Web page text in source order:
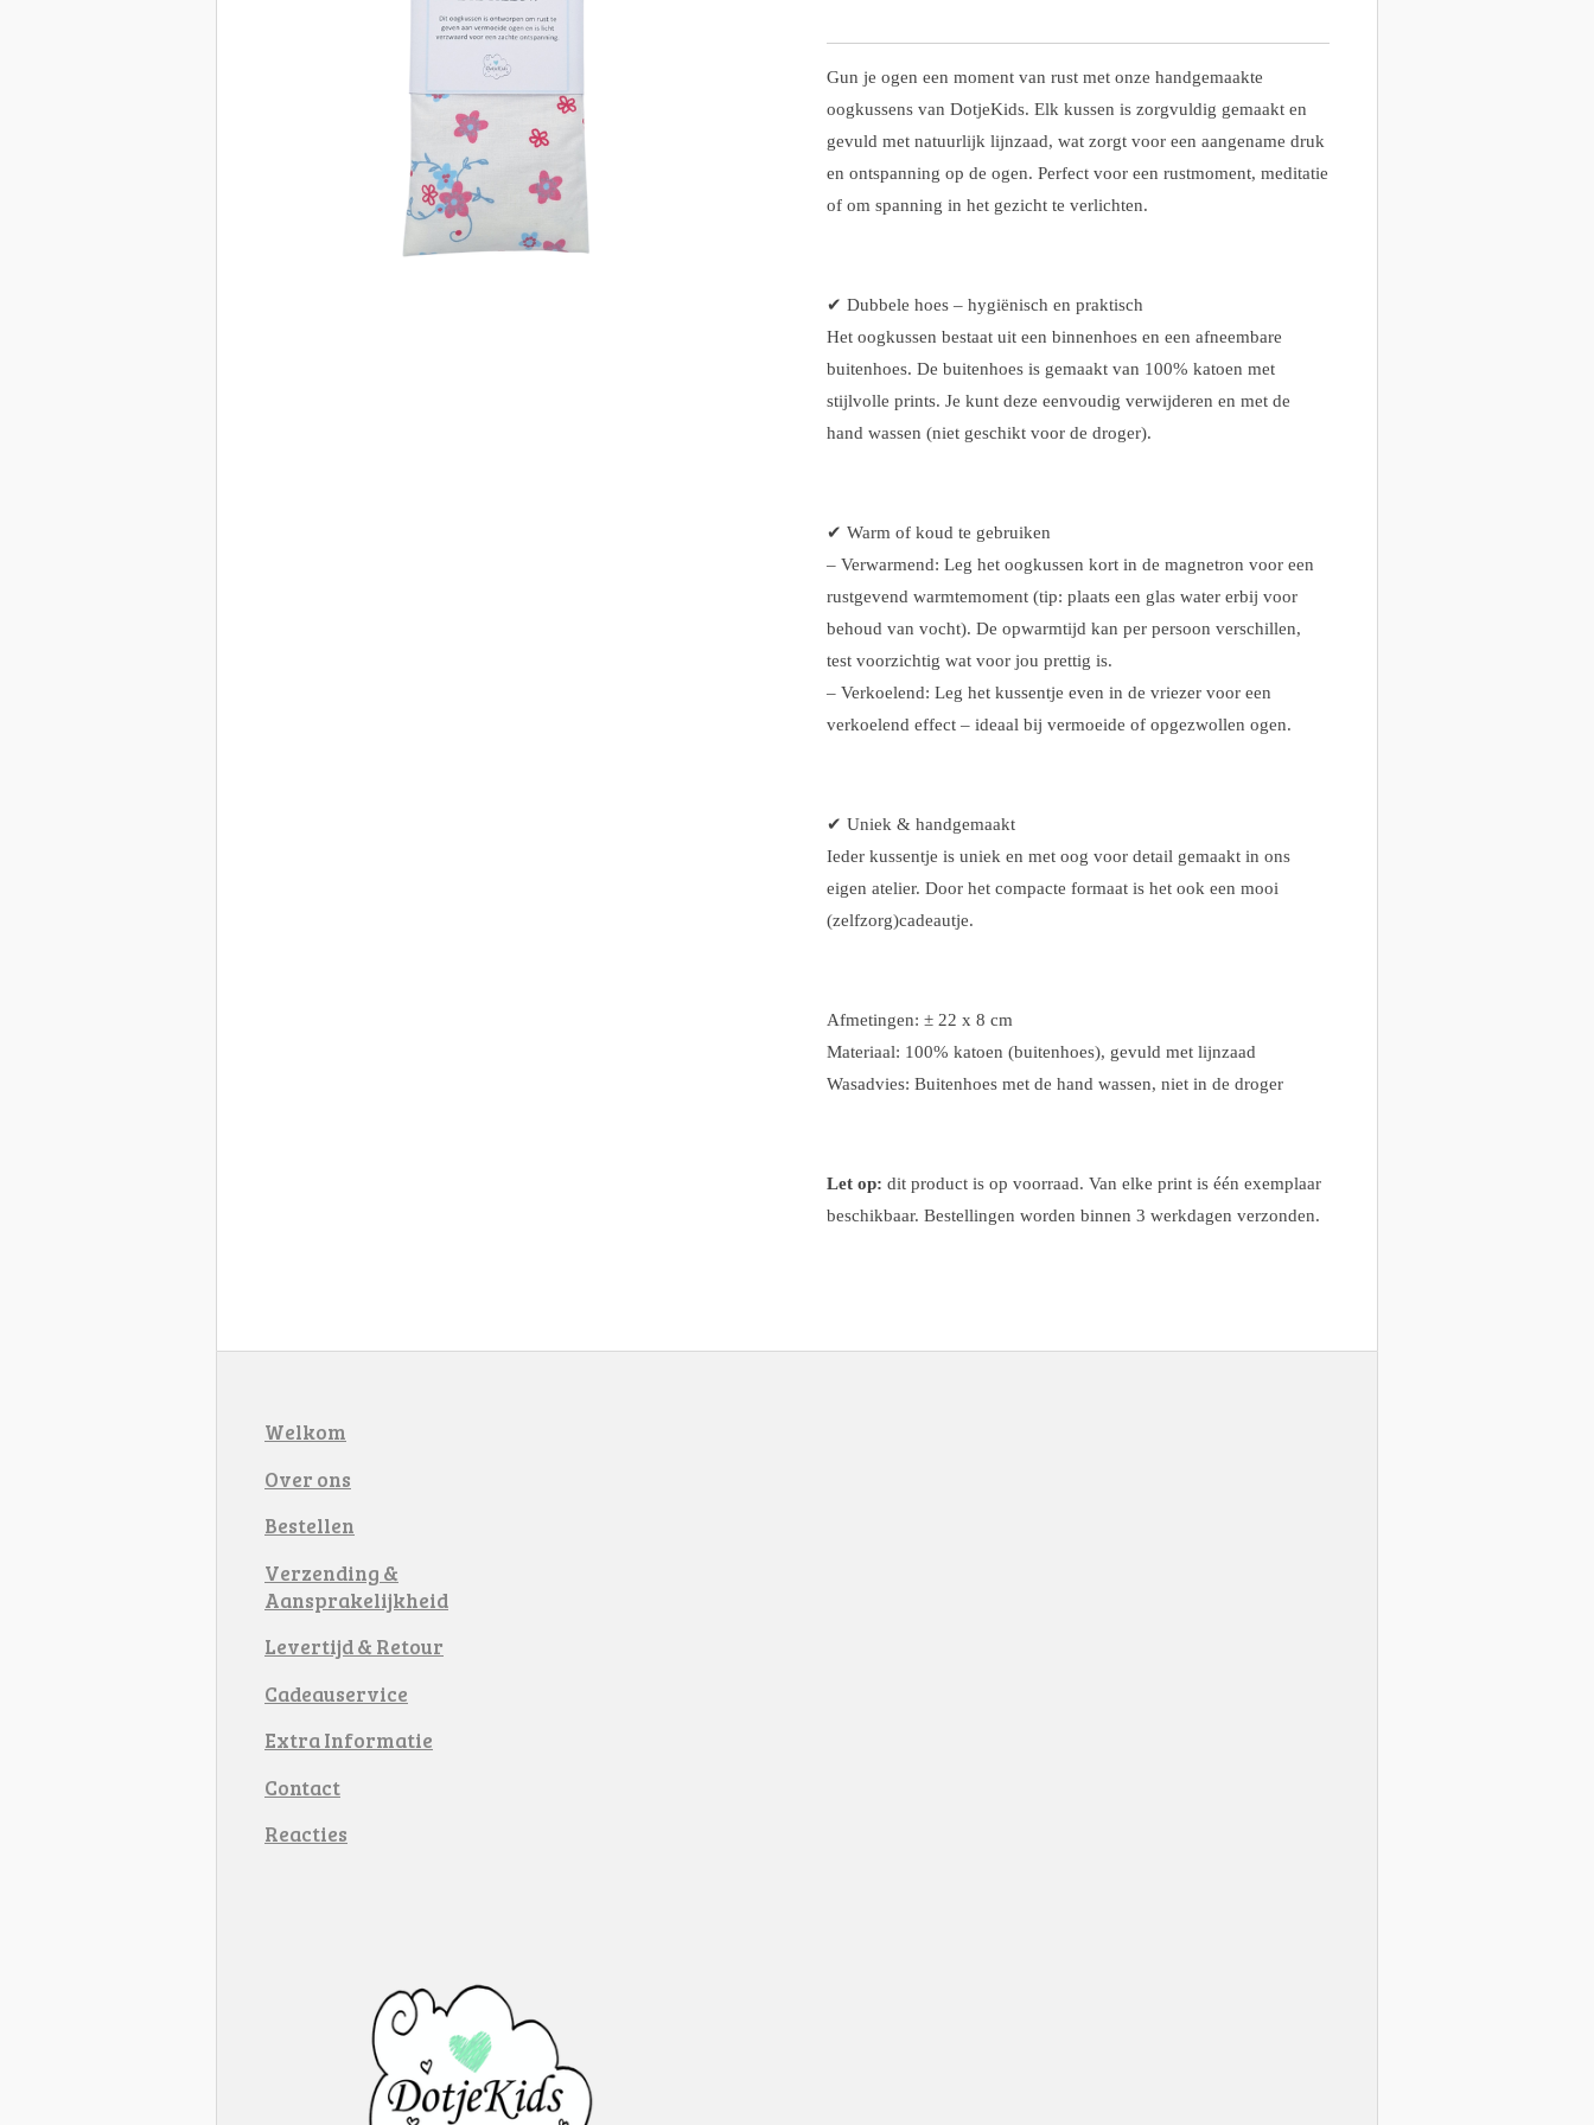
Gun je ogen een moment van rust met onze handgemaakte
oogkussens van DotjeKids. Elk kussen is zorgvuldig gemaakt en
gevuld met natuurlijk lijnzaad, wat zorgt voor een aangename druk
en ontspanning op de ogen. Perfect voor een rustmoment, meditatie
of om spanning in het gezicht te verlichten.
✔ Dubbele hoes – hygiënisch en praktisch
Het oogkussen bestaat uit een binnenhoes en een afneembare
buitenhoes. De buitenhoes is gemaakt van 100% katoen met
stijlvolle prints. Je kunt deze eenvoudig verwijderen en met de
hand wassen (niet geschikt voor de droger).
✔ Warm of koud te gebruiken
– Verwarmend: Leg het oogkussen kort in de magnetron voor een
rustgevend warmtemoment (tip: plaats een glas water erbij voor
behoud van vocht). De opwarmtijd kan per persoon verschillen,
test voorzichtig wat voor jou prettig is.
– Verkoelend: Leg het kussentje even in de vriezer voor een
verkoelend effect – ideaal bij vermoeide of opgezwollen ogen.
✔ Uniek & handgemaakt
Ieder kussentje is uniek en met oog voor detail gemaakt in ons
eigen atelier. Door het compacte formaat is het ook een mooi
(zelfzorg)cadeautje.
Afmetingen: ± 22 x 8 cm
Materiaal: 100% katoen (buitenhoes), gevuld met lijnzaad
Wasadvies: Buitenhoes met de hand wassen, niet in de droger
Let op: dit product is op voorraad. Van elke print is één exemplaar
beschikbaar. Bestellingen worden binnen 3 werkdagen verzonden.
Welkom
Over ons
Bestellen
Verzending &
Aansprakelijkheid
Levertijd & Retour
Cadeauservice
Extra Informatie
Contact
Reacties